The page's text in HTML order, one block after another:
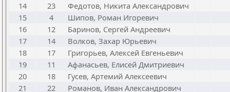
14
23
Федотов, Никита Александрович
15
4
Шипов, Роман Игоревич
16
12
Баринов, Сергей Андреевич
17
14
Волков, Захар Юрьевич
18
17
Григорьев, Алексей Евгеньевич
19
11
Афанасьев, Елисей Дмитриевич
20
18
Гусев, Артемий Алексеевич
21
22
Романов, Иван Александрович